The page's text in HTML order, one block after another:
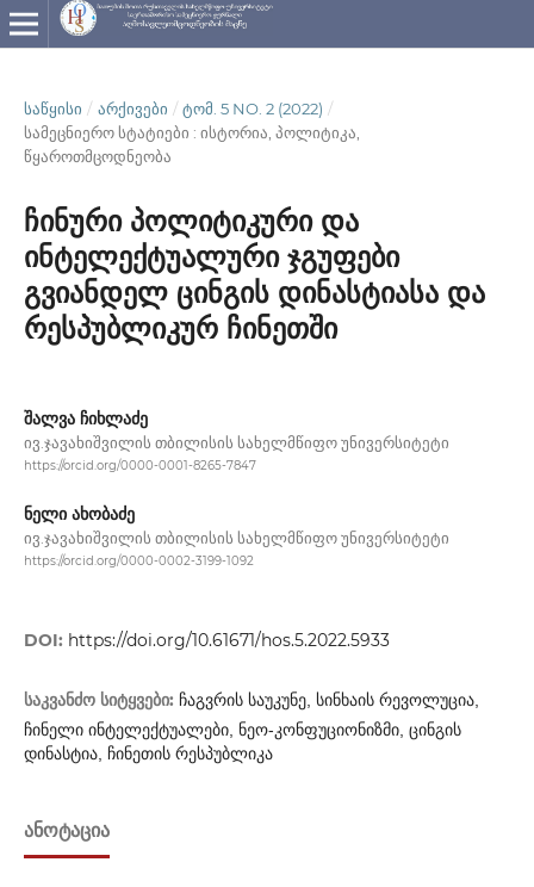
ᲡᲐᲬᲧᲘᲡᲘ / ᲐᲠᲥᲘᲕᲔᲑᲘ / ᲢᲝᲛ. 5 NO. 2 (2022) /
სამეცნიერო სტატიები : ისტორია, პოლიტიკა,
წყაროთმცოდნეობა
ჩინური პოლიტიკური და
ინტელექტუალური ჯგუფები
გვიანდელ ცინგის დინასტიასა და
რესპუბლიკურ ჩინეთში
შალვა ჩიხლაძე
ივ.ჯავახიშვილის თბილისის სახელმწიფო უნივერსიტეტი
https://orcid.org/0000-0001-8265-7847
ნელი ახობაძე
ივ.ჯავახიშვილის თბილისის სახელმწიფო უნივერსიტეტი
https://orcid.org/0000-0002-3199-1092
DOI: https://doi.org/10.61671/hos.5.2022.5933
საკვანძო სიტყვები: ჩაგვრის საუკუნე, სინხაის რევოლუცია,
ჩინელი ინტელექტუალები, ნეო-კონფუციონიზმი, ცინგის
დინასტია, ჩინეთის რესპუბლიკა
ᲐᲜᲝᲢᲐᲪᲘᲐ